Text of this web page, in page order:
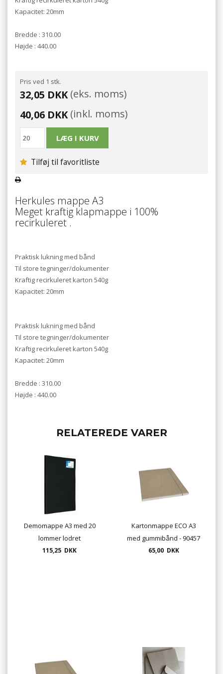
Kapacitet: 20mm
Bredde : 310.00
Højde : 440.00
Pris ved 1 stk.
32,05 DKK(eks. moms)
40,06 DKK(inkl. moms)
Tilføj til favoritliste
Herkules mappe A3
Meget kraftig klapmappe i 100%
recirkuleret .
Praktisk lukning med bånd
Til store tegninger/dokumenter
Kraftig recirkuleret karton 540g
Kapacitet: 20mm
Praktisk lukning med bånd
Til store tegninger/dokumenter
Kraftig recirkuleret karton 540g
Kapacitet: 20mm
Bredde : 310.00
Højde : 440.00
RELATEREDE VARER
Demomappe A3 med 20
lommer lodret
115,25 DKK
Kartonmappe ECO A3
med gummibånd - 90457
65,00 DKK